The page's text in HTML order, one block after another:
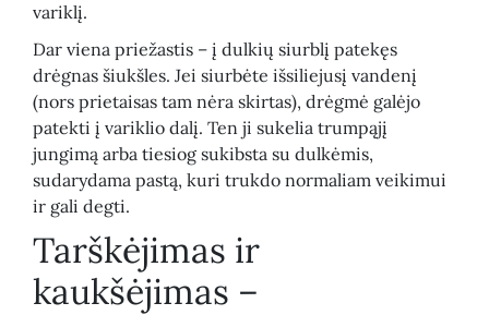
variklį.
Dar viena priežastis – į dulkių siurblį patekęs
drėgnas šiukšles. Jei siurbėte išsiliejusį vandenį
(nors prietaisas tam nėra skirtas), drėgmė galėjo
patekti į variklio dalį. Ten ji sukelia trumpąjį
jungimą arba tiesiog sukibsta su dulkėmis,
sudarydama pastą, kuri trukdo normaliam veikimui
ir gali degti.
Tarškėjimas ir
kaukšėjimas –